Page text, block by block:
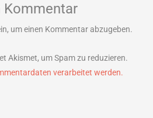
Kommentar
um einen Kommentar abzugeben.
Akismet, um Spam zu reduzieren.
verarbeitet werden.